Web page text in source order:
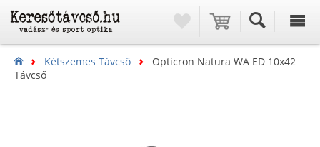
Kétszemes Távcső
Opticron Natura WA ED 10x42
Távcső